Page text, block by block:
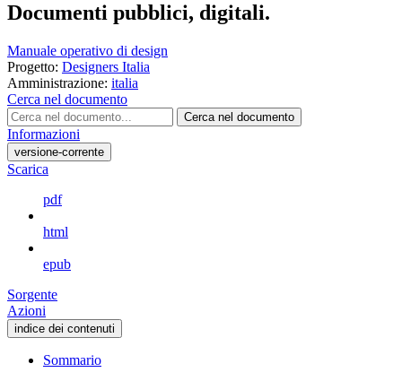
Documenti pubblici, digitali.
Manuale operativo di design
Progetto: Designers Italia
Amministrazione: italia
Cerca nel documento
Cerca nel documento
Informazioni
versione-corrente
Scarica
pdf
html
epub
Sorgente
Azioni
indice dei contenuti
Sommario